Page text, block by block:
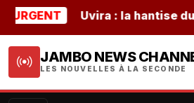
Uvira : la hantise du
JAMBO NEWS
LES NOUVELLES À LA SECONDE